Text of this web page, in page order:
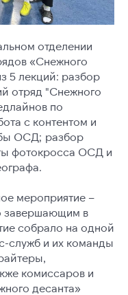
отделении
«Снежного
5 лекций: разбор
отряд "Снежного
по
с контентом и
ОСД; разбор
фотокросса ОСД и
мероприятие –
завершающим в
собрало на одной
служб и их команды
комиссаров и
десанта»